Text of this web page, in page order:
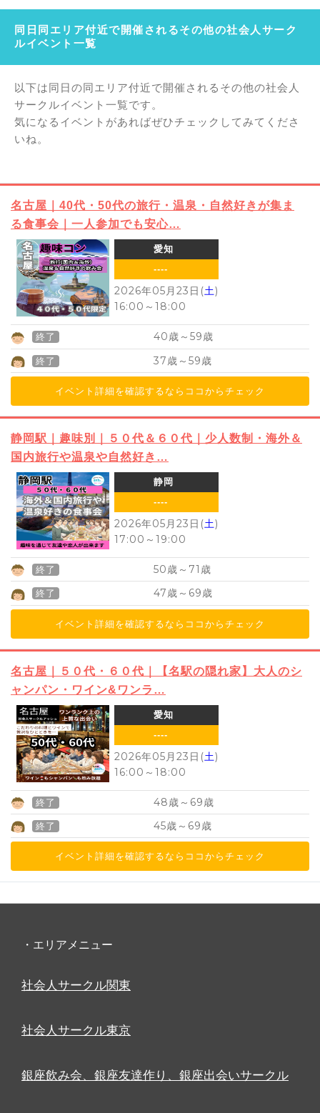
同日同エリア付近で開催されるその他の社会人サーク
ルイベント一覧
以下は同日の同エリア付近で開催されるその他の社会人
サークルイベント一覧です。
気になるイベントがあればぜひチェックしてみてくださ
いね。
名古屋｜40代・50代の旅行・温泉・自然好きが集ま
る食事会｜一人参加でも安心…
愛知
----
2026年05月23日(土)
16:00 ～ 18:00
終了 40歳～ 59歳
終了 37歳～ 59歳
イベント詳細を確認するならココからチェック
静岡駅｜趣味別｜５０代＆６０代｜少人数制・海外＆
国内旅行や温泉や自然好き…
静岡
----
2026年05月23日(土)
17:00 ～ 19:00
終了 50歳～ 71 歳
終了 47歳～ 69歳
イベント詳細を確認するならココからチェック
名古屋｜５０代・６０代｜【名駅の隠れ家】大人のシ
ャンパン・ワイン&ワンラ…
愛知
----
2026年05月23日(土)
16:00 ～ 18:00
終了 48歳～ 69歳
終了 45歳～ 69歳
イベント詳細を確認するならココからチェック
・エリアメニュー
社会人サークル関東
社会人サークル東京
銀座飲み会、銀座友達作り、銀座出会いサークル